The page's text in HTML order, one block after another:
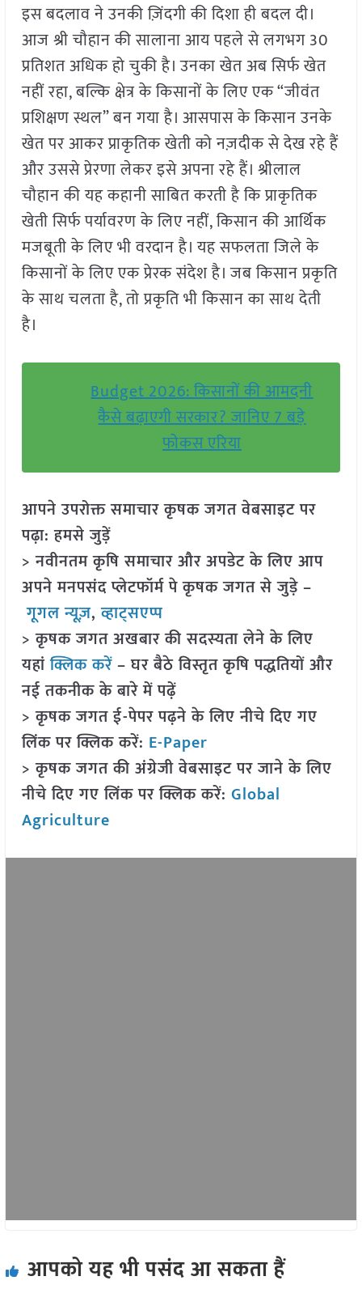
इस बदलाव ने उनकी ज़िंदगी की दिशा ही बदल दी।
आज श्री चौहान की सालाना आय पहले से लगभग 30
प्रतिशत अधिक हो चुकी है। उनका खेत अब सिर्फ खेत
नहीं रहा, बल्कि क्षेत्र के किसानों के लिए एक “जीवंत
प्रशिक्षण स्थल” बन गया है। आसपास के किसान उनके
खेत पर आकर प्राकृतिक खेती को नज़दीक से देख रहे हैं
और उससे प्रेरणा लेकर इसे अपना रहे हैं। श्रीलाल
चौहान की यह कहानी साबित करती है कि प्राकृतिक
खेती सिर्फ पर्यावरण के लिए नहीं, किसान की आर्थिक
मजबूती के लिए भी वरदान है। यह सफलता जिले के
किसानों के लिए एक प्रेरक संदेश है। जब किसान प्रकृति
के साथ चलता है, तो प्रकृति भी किसान का साथ देती
है।
Budget 2026: किसानों की आमदनी
कैसे बढ़ाएगी सरकार? जानिए 7 बड़े
फोकस एरिया
आपने उपरोक्त समाचार कृषक जगत वेबसाइट पर
पढ़ा: हमसे जुड़ें
> नवीनतम कृषि समाचार और अपडेट के लिए आप
अपने मनपसंद प्लेटफॉर्म पे कृषक जगत से जुड़े –
गूगल न्यूज़,व्हाट्सएप्प
> कृषक जगत अखबार की सदस्यता लेने के लिए
यहांक्लिक करें– घर बैठे विस्तृत कृषि पद्धतियों और
नई तकनीक के बारे में पढ़ें
> कृषक जगत ई-पेपर पढ़ने के लिए नीचे दिए गए
लिंक पर क्लिक करें: E-Paper
> कृषक जगत की अंग्रेजी वेबसाइट पर जाने के लिए
नीचे दिए गए लिंक पर क्लिक करें: Global
Agriculture
आपको यह भी पसंद आ सकता हैं